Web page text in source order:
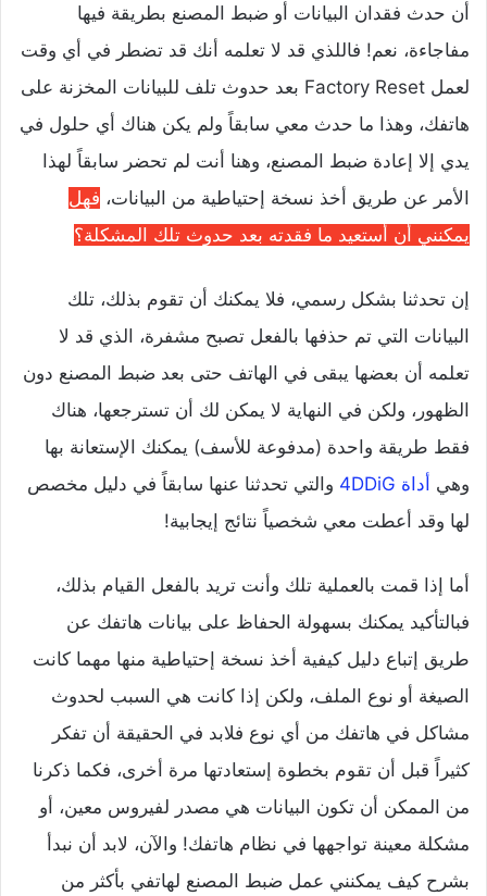
أن حدث فقدان البيانات أو ضبط المصنع بطريقة فيها
مفاجاءة، نعم! فاللذي قد لا تعلمه أنك قد تضطر في أي وقت
لعمل Factory Reset بعد حدوث تلف للبيانات المخزنة على
هاتفك، وهذا ما حدث معي سابقاً ولم يكن هناك أي حلول في
يدي إلا إعادة ضبط المصنع، وهنا أنت لم تحضر سابقاً لهذا
الأمر عن طريق أخذ نسخة إحتياطية من البيانات، فهل
يمكنني أن أستعيد ما فقدته بعد حدوث تلك المشكلة؟
إن تحدثنا بشكل رسمي، فلا يمكنك أن تقوم بذلك، تلك
البيانات التي تم حذفها بالفعل تصبح مشفرة، الذي قد لا
تعلمه أن بعضها يبقى في الهاتف حتى بعد ضبط المصنع دون
الظهور، ولكن في النهاية لا يمكن لك أن تسترجعها، هناك
فقط طريقة واحدة (مدفوعة للأسف) يمكنك الإستعانة بها
وهي أداة 4DDiG
والتي تحدثنا عنها سابقاً في دليل مخصص
لها وقد أعطت معي شخصياً نتائج إيجابية!
أما إذا قمت بالعملية تلك وأنت تريد بالفعل القيام بذلك،
فبالتأكيد يمكنك بسهولة الحفاظ على بيانات هاتفك عن
طريق إتباع دليل كيفية أخذ نسخة إحتياطية منها مهما كانت
الصيغة أو نوع الملف، ولكن إذا كانت هي السبب لحدوث
مشاكل في هاتفك من أي نوع فلابد في الحقيقة أن تفكر
كثيراً قبل أن تقوم بخطوة إستعادتها مرة أخرى، فكما ذكرنا
من الممكن أن تكون البيانات هي مصدر لفيروس معين، أو
مشكلة معينة تواجهها في نظام هاتفك! والآن، لابد أن نبدأ
بشرح كيف يمكنني عمل ضبط المصنع لهاتفي بأكثر من